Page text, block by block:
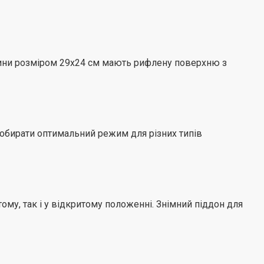
розміром 29х24 см мають рифлену поверхню з
оптимальний режим для різних типів
так і у відкритому положенні. Знімний піддон для